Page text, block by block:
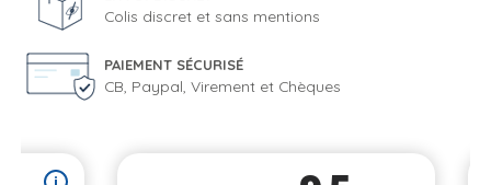
Colis discret et sans mentions
PAIEMENT SÉCURISÉ
CB, Paypal, Virement et Chèques